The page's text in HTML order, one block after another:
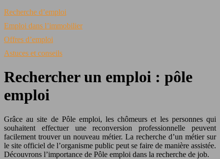
Recherche d’emploi
Emploi dans l’immobilier
Offres d’emploi
Astuces et conseils
Rechercher un emploi : pôle
emploi
Grâce au site de Pôle emploi, les chômeurs et les personnes qui
souhaitent effectuer une reconversion professionnelle peuvent
facilement trouver un nouveau métier. La recherche d’un métier sur
le site officiel de l’organisme public peut se faire de manière assistée.
Découvrons l’importance de Pôle emploi dans la recherche de job.